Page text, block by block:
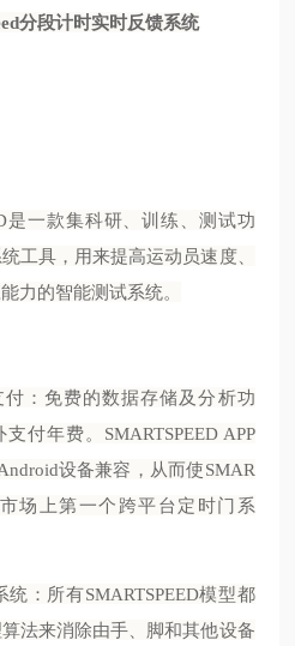
分段计时实时反馈系统
是一款集科研、训练、测试功
工具，用来提高运动员速度、
力的智能测试系统。
付：免费的数据存储及分析功
付年费。SMARTSPEED APP
设备兼容，从而使SMAR
市场上第一个跨平台定时门系
统：所有SMARTSPEED模型都
法来消除由手、脚和其他设备